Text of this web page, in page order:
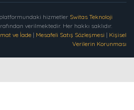
platformundaki hizmetler Switas Teknoloji
verilmektedir. Her hakkı saklıdır.
ve İade | Mesafeli Satış Sözleşmesi | Kişisel
Verilerin Korunması